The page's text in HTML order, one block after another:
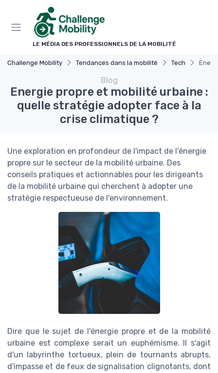
LE MÉDIA DES PROFESSIONNELS DE LA MOBILITÉ
Challenge Mobility Tendances dans la mobilité Tech
Blog
Energie propre et mobilité urbaine :
quelle stratégie adopter face à la
crise climatique ?
Une exploration en profondeur de l'impact de l'énergie
propre sur le secteur de la mobilité urbaine. Des
conseils pratiques et actionnables pour les dirigeants
de la mobilité urbaine qui cherchent à adopter une
stratégie respectueuse de l'environnement.
Dire que le sujet de l'énergie propre et de la mobilité
urbaine est complexe serait un euphémisme. Il s'agit
d'un labyrinthe tortueux, plein de tournants abrupts,
d'impasse et de feux de signalisation clignotants, dont
Panneau de gestion des cookies